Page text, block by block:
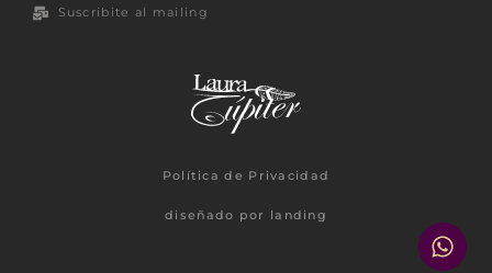
Suscribite al mailing
Política de Privacidad
diseñado por landing